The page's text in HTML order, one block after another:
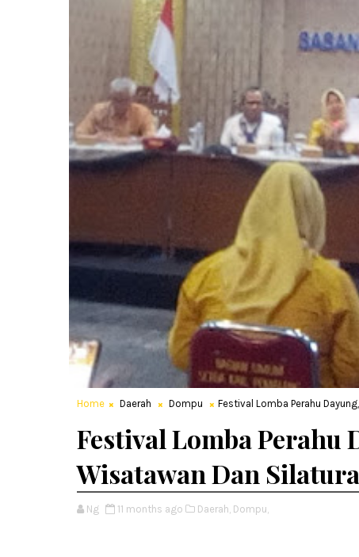
Home Daerah Dompu Festival Lomba Perahu
Festival Lomba Perahu
Wisatawan Dan
Ng 11 months ago Daerah, Dompu,